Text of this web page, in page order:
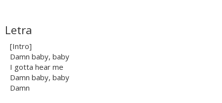
Letra
[Intro]
Damn baby, baby
I gotta hear me
Damn baby, baby
Damn